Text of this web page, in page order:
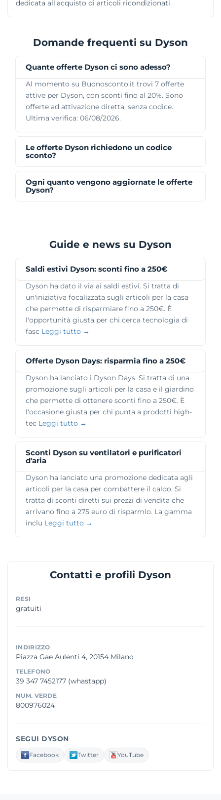
dedicata all'acquisto di articoli ricondizionati.
Domande frequenti su Dyson
Quante offerte Dyson ci sono adesso?
Al momento su Buonosconto.it trovi 7 offerte
attive per Dyson, con sconti fino al 20%. Sono
offerte ad attivazione diretta, senza codice.
Ultima verifica: 06/08/2026.
Le offerte Dyson richiedono un codice
sconto?
Ogni quanto vengono aggiornate le offerte
Dyson?
Guide e news su Dyson
Saldi estivi Dyson: sconti fino a 250€
Dyson ha dato il via ai saldi estivi. Si tratta di
un'iniziativa focalizzata sugli articoli per la casa
che permette di risparmiare fino a 250€. È
l'opportunità giusta per chi cerca tecnologia di
fasc Leggi tutto →
Offerte Dyson Days: risparmia fino a 250€
Dyson ha lanciato i Dyson Days. Si tratta di una
promozione sugli articoli per la casa e il giardino
che permette di ottenere sconti fino a 250€. È
l'occasione giusta per chi punta a prodotti high-
tec Leggi tutto →
Sconti Dyson su ventilatori e purificatori
d'aria
Dyson ha lanciato una promozione dedicata agli
articoli per la casa per combattere il caldo. Si
tratta di sconti diretti sui prezzi di vendita che
arrivano fino a 275 euro di risparmio. La gamma
inclu Leggi tutto →
Contatti e profili Dyson
RESI
gratuiti
INDIRIZZO
Piazza Gae Aulenti 4, 20154 Milano
TELEFONO
39 347 7452177 (whastapp)
NUM. VERDE
800976024
SEGUI DYSON
Facebook Twitter YouTube